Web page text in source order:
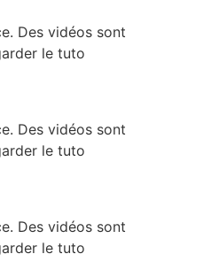
Des vidéos sont
le tuto
Des vidéos sont
le tuto
Des vidéos sont
le tuto